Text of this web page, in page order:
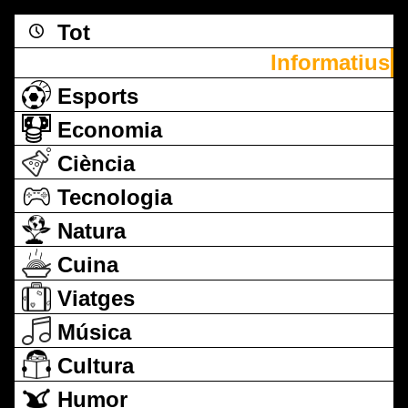
Tot
Informatius
Esports
Economia
Ciència
Tecnologia
Natura
Cuina
Viatges
Música
Cultura
Humor